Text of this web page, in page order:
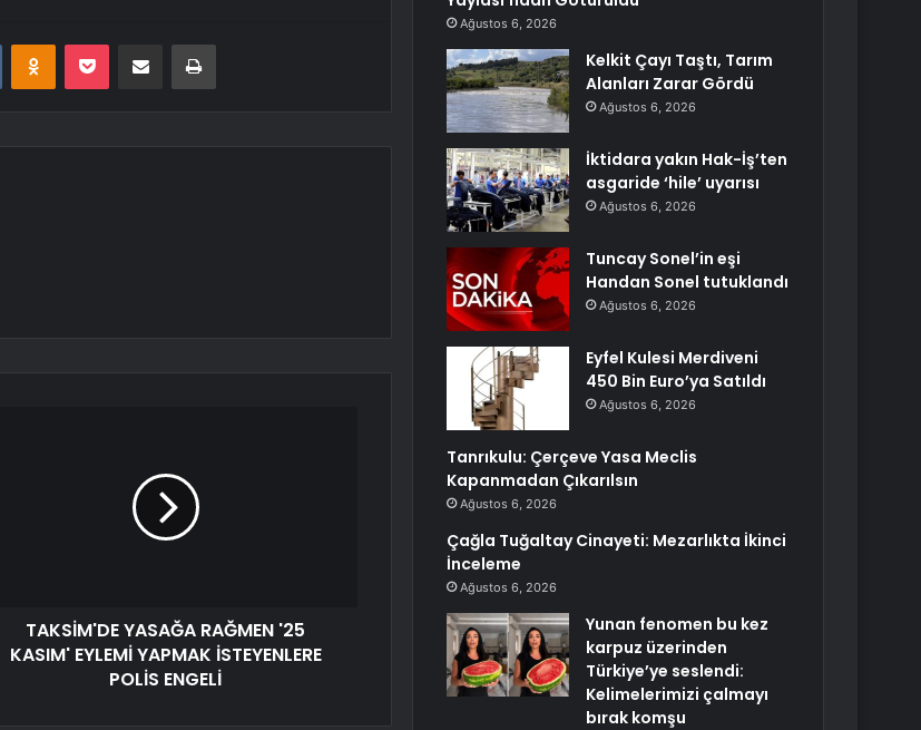
VKontakteOdnoklassniki
Pocket E-Posta ile paylaş Yazdır
TAKSİM'DE YASAĞA RAĞMEN '25
KASIM' EYLEMİ YAPMAK İSTEYENLERE
POLİS ENGELİ
Ağustos 6, 2026
Kelkit Çayı Taştı, Tarım
Alanları Zarar Gördü
Ağustos 6, 2026
İktidara yakın Hak-İş’ten
asgaride ‘hile’ uyarısı
Ağustos 6, 2026
Tuncay Sonel’in eşi
Handan Sonel tutuklandı
Ağustos 6, 2026
Eyfel Kulesi Merdiveni
450 Bin Euro’ya Satıldı
Ağustos 6, 2026
Tanrıkulu: Çerçeve Yasa Meclis
Kapanmadan Çıkarılsın
Ağustos 6, 2026
Çağla Tuğaltay Cinayeti: Mezarlıkta İkinci
İnceleme
Ağustos 6, 2026
Yunan fenomen bu kez
karpuz üzerinden
Türkiye’ye seslendi:
Kelimelerimizi çalmayı
bırak komşu